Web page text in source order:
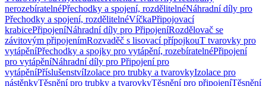
nerozebíratelnéPřechodky a spojení, rozdělitelnéNáhradní díly pro
Přechodky a spojení, rozdělitelnéVíčkaPřipojovací
krabicePřipojeníNáhradní díly pro PřipojeníRozdělovač se
závitovým připojenímRozvaděč s lisovací přípojkouT tvarovky pro
vytápěníPřechodky a spojky pro vytápění, rozebíratelnéPřipojení
pro vytápěníNáhradní díly pro Připojení pro
vytápěníPříslušenstvíIzolace pro trubky a tvarovkyIzolace pro
nástěnkyTěsnění pro trubky a tvarovkyTěsnění pro připojeníTěsnění